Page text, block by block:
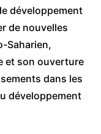
développement
de nouvelles
Saharien,
et son ouverture
dans les
développement